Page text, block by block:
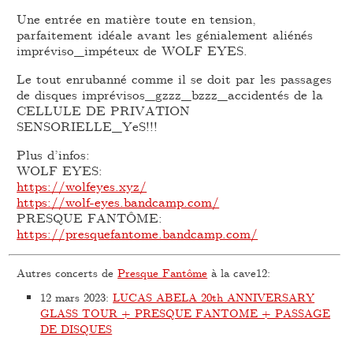
Une entrée en matière toute en tension,
parfaitement idéale avant les génialement aliénés
impréviso_impéteux de WOLF EYES.
Le tout enrubanné comme il se doit par les passages
de disques imprévisos_gzzz_bzzz_accidentés de la
CELLULE DE PRIVATION
SENSORIELLE_YeS!!!
Plus d’infos:
WOLF EYES:
https://wolfeyes.xyz/
https://wolf-eyes.bandcamp.com/
PRESQUE FANTÔME:
https://presquefantome.bandcamp.com/
Autres concerts dePresque Fantôme à la cave12:
12 mars 2023:LUCAS ABELA 20th ANNIVERSARY
GLASS TOUR + PRESQUE FANTOME + PASSAGE
DE DISQUES